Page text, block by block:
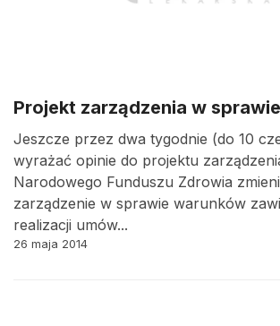
Projekt zarządzenia w
Jeszcze przez dwa tygodnie (do 10
wyrażać opinie do projektu
Narodowego Funduszu Zdrowia
zarządzenie w sprawie warunków
realizacji umów...
26 maja 2014